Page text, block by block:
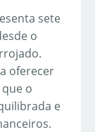
sete
o
oferecer
o
e